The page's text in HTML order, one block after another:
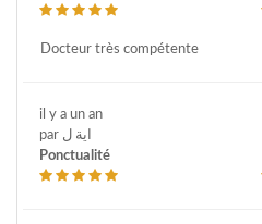
Docteur très compétente
il y a un an
par اية ل
Ponctualité